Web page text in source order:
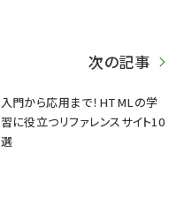
次の記事
入門から応用まで！HTMLの学
習に役立つリファレンスサイト10
選